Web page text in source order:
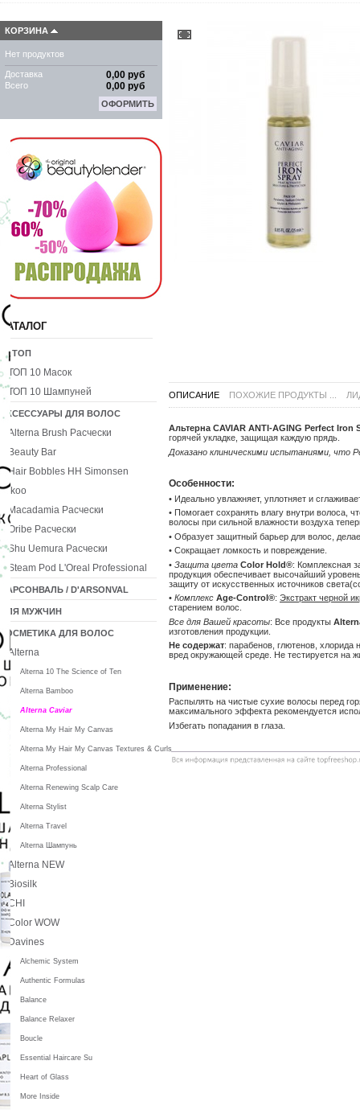
ОПИСАНИЕ ПОХОЖИЕ ПРОДУКТЫ ...
Альтерна CAVIAR ANTI-AGING Perfect
горячей укладке, защищая каждую прядь.
Доказано клиническими испытаниями, что
Особенности:
• Идеально увлажняет, уплотняет и
• Помогает сохранять влагу внутри волоса,
волосы при сильной влажности воздуха
• Образует защитный барьер для волос,
• Сокращает ломкость и повреждение.
• Защита цвета Color Hold®: Комплексная
продукция обеспечивает высочайший
защиту от искусственных источников
• Комплекс Age-Control®: Экстракт черной
старением волос.
Все для Вашей красоты: Все продукты
изготовления продукции.
Не содержат: парабенов, глютенов, хлорида
вред окружающей среде. Не тестируется на
Применение:
Распылять на чистые сухие волосы перед
максимального эффекта рекомендуется
Избегать попадания в глаза.
КОРЗИНА
Нет продуктов
Доставка 0,00 руб
Всего 0,00 руб
ОФОРМИТЬ
КАТАЛОГ
10 ТОП
ТОП 10 Масок
ТОП 10 Шампуней
АКСЕССУАРЫ ДЛЯ ВОЛОС
Alterna Brush Расчески
Beauty Bar
Hair Bobbles HH Simonsen
Ikoo
Macadamia Расчески
Oribe Расчески
Shu Uemura Расчески
Steam Pod L'Oreal Professional
ДАРСОНВАЛЬ / D'ARSONVAL
ДЛЯ МУЖЧИН
КОСМЕТИКА ДЛЯ ВОЛОС
Alterna
Alterna 10 The Science of Ten
Alterna Bamboo
Alterna Caviar
Alterna My Hair My Canvas
Alterna My Hair My Canvas Textures & Curls
Alterna Professional
Alterna Renewing Scalp Care
Alterna Stylist
Alterna Travel
Alterna Шампунь
Alterna NEW
Biosilk
CHI
Color WOW
Davines
Alchemic System
Authentic Formulas
Balance
Balance Relaxer
Boucle
Essential Haircare Su
Heart of Glass
More Inside